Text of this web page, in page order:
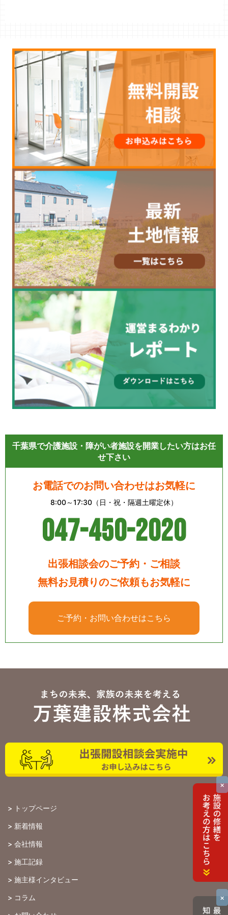
千葉県で介護施設・障がい者施設を開業したい方はお任
せ下さい
お電話でのお問い合わせはお気軽に
8:00～17:30（日・祝・隔週土曜定休）
047-450-2020
出張相談会のご予約・ご相談
無料お見積りのご依頼もお気軽に
ご予約・お問い合わせはこちら
> トップページ
> 新着情報
> 会社情報
> 施工記録
> 施主様インタビュー
> コラム
×
×